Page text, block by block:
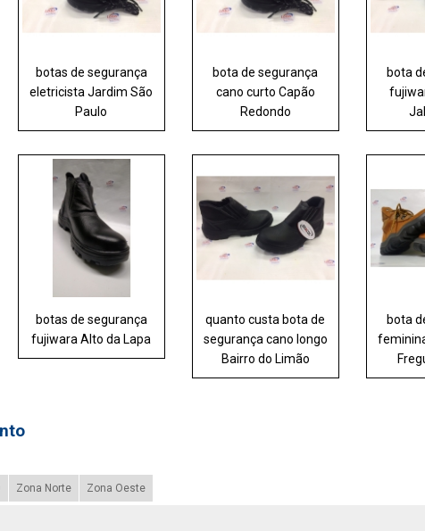
botas de segurança
eletricista Jardim São
Paulo
bota de segurança
cano curto Capão
Redondo
bota
botas de segurança
fujiwara Alto da Lapa
quanto custa bota de
segurança cano longo
Bairro do Limão
bota
Zona Norte Zona Oeste